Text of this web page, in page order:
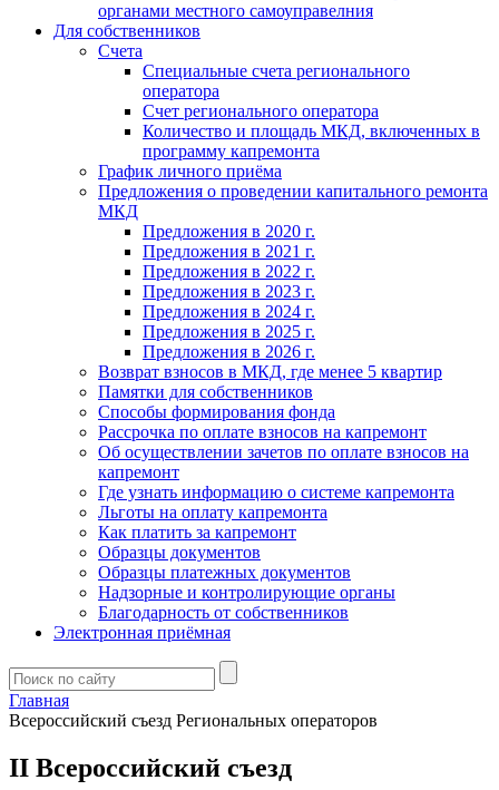
органами местного самоуправелния
Для собственников
Счета
Специальные счета регионального
оператора
Счет регионального оператора
Количество и площадь МКД, включенных в
программу капремонта
График личного приёма
Предложения о проведении капитального ремонта
МКД
Предложения в 2020 г.
Предложения в 2021 г.
Предложения в 2022 г.
Предложения в 2023 г.
Предложения в 2024 г.
Предложения в 2025 г.
Предложения в 2026 г.
Возврат взносов в МКД, где менее 5 квартир
Памятки для собственников
Способы формирования фонда
Рассрочка по оплате взносов на капремонт
Об осуществлении зачетов по оплате взносов на
капремонт
Где узнать информацию о системе капремонта
Льготы на оплату капремонта
Как платить за капремонт
Образцы документов
Образцы платежных документов
Надзорные и контролирующие органы
Благодарность от собственников
Электронная приёмная
Главная
Всероссийский съезд Региональных операторов
II Всероссийский съезд